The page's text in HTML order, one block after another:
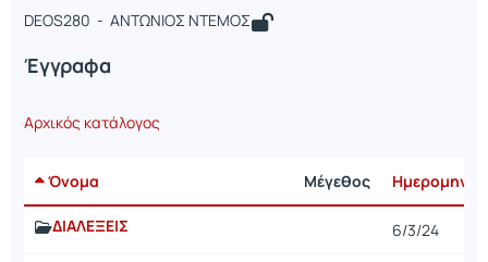
DEOS280 - ΑΝΤΩΝΙΟΣ ΝΤΕΜΟΣ
Έγγραφα
Αρχικός κατάλογος
Όνομα Μέγεθος Ημερομηνία
ΔΙΑΛΕΞΕΙΣ 6/3/24